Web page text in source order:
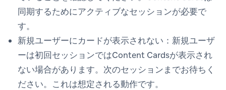
同期するためにアクティブなセッションが必要で
す。
新規ユーザーにカードが表示されない ：新規ユーザ
ーは初回セッションではContent Cardsが表示され
ない場合があります。次のセッションまでお待ちく
ださい。これは想定される動作です。